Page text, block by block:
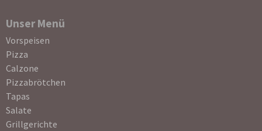
Unser Menü
Navigation
überspringen
Vorspeisen
Pizza
Calzone
Pizzabrötchen
Tapas
Salate
Grillgerichte